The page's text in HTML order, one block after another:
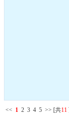
<< 1 2 3 4 5 >> [共11